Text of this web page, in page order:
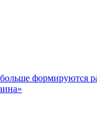
формируются